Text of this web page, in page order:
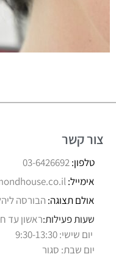
צור קשר
טלפון:03-6426692
אימייל:
אולם תצוגה: הבורסה
שעות פעילות:ראשון עד חמישי:
יום שישי: 9:30-13:30
יום שבת: סגור